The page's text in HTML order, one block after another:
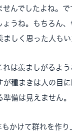
んでしたよね。
うね。もちろん
しく思った人もい
は羨ましがるよ
種まきは人の目
備は見えません。
かけて群れを作